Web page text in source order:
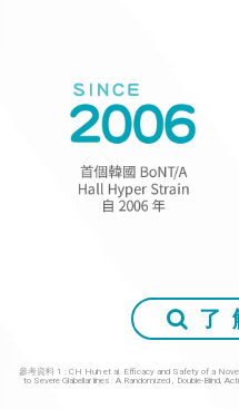
了
參考資料 1 : CH Huh et al. Efficacy and Safety of a
to Severe Glabellar lines : A Randomized , Double-Blind,